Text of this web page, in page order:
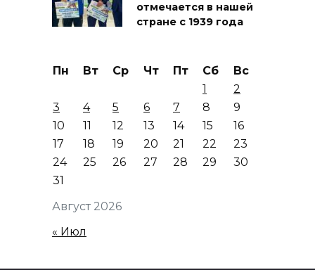
отмечается в нашей
стране с 1939 года
Август 2026
Пн Вт Ср Чт Пт Сб
Вс
1
2
3
4 5 6 7 8
9
10
11 12 13 14 15
16
17
18 19 20 21 22
23
24
25 26 27 28 29
30
31
« Июл